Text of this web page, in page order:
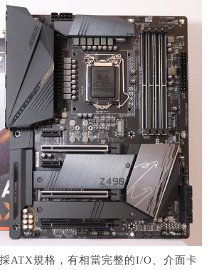
ATX規格，有相當完整的I/O、介面卡